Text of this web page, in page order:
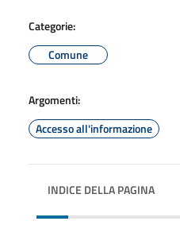
Categorie:
Comune
Argomenti:
Accesso all'informazione
INDICE DELLA PAGINA